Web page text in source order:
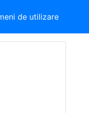
de utilizare